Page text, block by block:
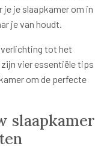
je slaapkamer om in
je van houdt.
verlichting tot het
vier essentiële tips
om de perfecte
slaapkamer